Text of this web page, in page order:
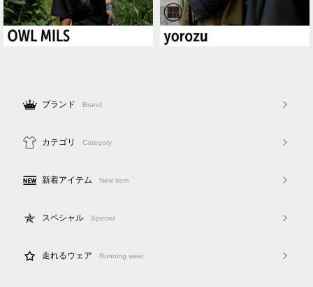
ブランド Brand
カテゴリ Category
新着アイテム New item
スペシャル Special
走れるウェア Running wear